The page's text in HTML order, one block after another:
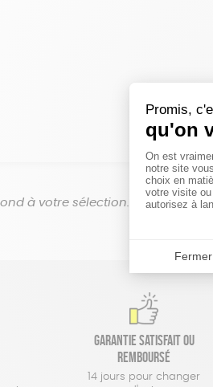
à votre sélection.
Garantie satisfait ou
remboursé
14 jours pour changer